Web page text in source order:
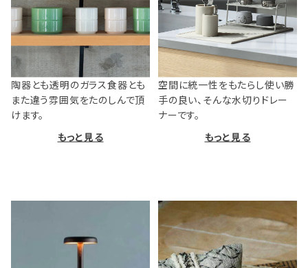
陶器とも透明のガラス食器とも
また違う雰囲気をたのしんで頂
けます。
もっと見る
空間に統一性をもたらし使い勝
手の良い、そんな水切りドレー
ナーです。
もっと見る